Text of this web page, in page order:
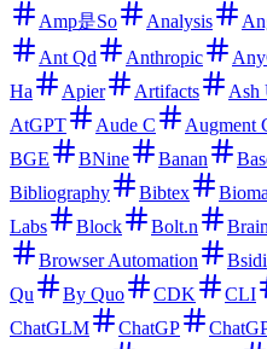
Amp是So
Analysis
Ant Qd
Anthropic
Ha
Apier Artifacts Ash
AtGPT
Aude C Augment
BGE
BNine Banan
Bibliography
Bibtex
Labs
Block Bolt.n
Browser Automation
Qu
By Quo CDK CLI
ChatGLM
ChatGP